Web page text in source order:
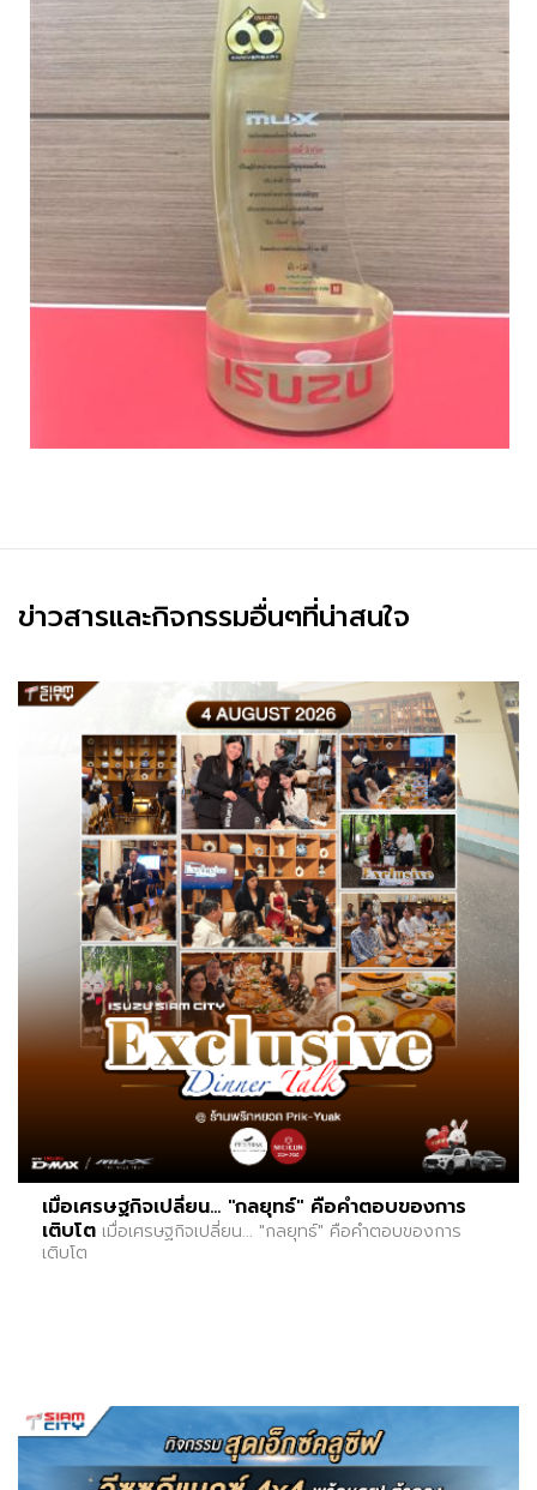
ข่าวสารและกิจกรรมอื่นๆที่น่าสนใจ
เมื่อเศรษฐกิจเปลี่ยน... "กลยุทธ์" คือคำตอบของการ
เติบโต เมื่อเศรษฐกิจเปลี่ยน... "กลยุทธ์" คือคำตอบของการ
เติบโต